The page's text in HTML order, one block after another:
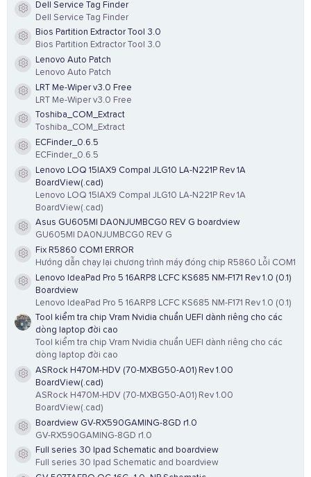
Resource icon
Dell Service Tag Finder
Dell Service Tag Finder
Resource icon
Bios Partition Extractor Tool 3.0
Bios Partition Extractor Tool 3.0
Resource icon
Lenovo Auto Patch
Lenovo Auto Patch
Resource icon
LRT Me-Wiper v3.0 Free
LRT Me-Wiper v3.0 Free
Resource icon
Toshiba_COM_Extract
Toshiba_COM_Extract
Resource icon
ECFinder_0.6.5
ECFinder_0.6.5
Resource icon
Lenovo LOQ 15IAX9 Compal JLG10 LA-N221P Rev 1A
BoardView(.cad)
Lenovo LOQ 15IAX9 Compal JLG10 LA-N221P Rev 1A
BoardView(.cad)
Resource icon
Asus GU605MI DA0NJUMBCG0 REV G boardview
GU605MI DA0NJUMBCG0 REV G
Resource icon
Fix R5860 COM1 ERROR
Hướng dẫn chạy lại chương trình máy đóng chip R5860 Lỗi COM1
Resource icon
Lenovo IdeaPad Pro 5 16ARP8 LCFC KS685 NM-F171 Rev 1.0 (0.1)
Boardview
Lenovo IdeaPad Pro 5 16ARP8 LCFC KS685 NM-F171 Rev 1.0 (0.1)
Tool kiểm tra chip Vram Nvidia chuẩn UEFI dành riêng cho các
dòng laptop đời cao
Tool kiểm tra chip Vram Nvidia chuẩn UEFI dành riêng cho các
dòng laptop đời cao
Resource icon
ASRock H470M-HDV (70-MXBG50-A01) Rev 1.00
BoardView(.cad)
ASRock H470M-HDV (70-MXBG50-A01) Rev 1.00
BoardView(.cad)
Resource icon
Boardview GV-RX590GAMING-8GD r1.0
GV-RX590GAMING-8GD r1.0
Resource icon
Full series 30 Ipad Schematic and boardview
Full series 30 Ipad Schematic and boardview